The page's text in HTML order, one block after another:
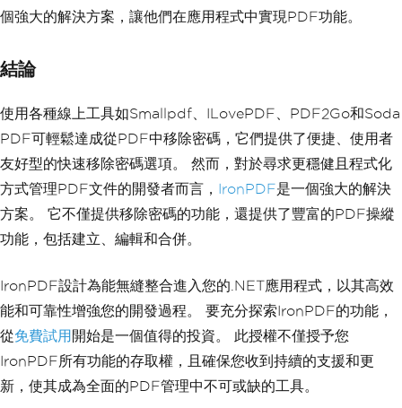
個強大的解決方案，讓他們在應用程式中實現PDF功能。
結論
使用各種線上工具如Smallpdf、ILovePDF、PDF2Go和Soda
PDF可輕鬆達成從PDF中移除密碼，它們提供了便捷、使用者
友好型的快速移除密碼選項。 然而，對於尋求更穩健且程式化
方式管理PDF文件的開發者而言， IronPDF是一個強大的解決
方案。 它不僅提供移除密碼的功能，還提供了豐富的PDF操縱
功能，包括建立、編輯和合併。
IronPDF設計為能無縫整合進入您的.NET應用程式，以其高效
能和可靠性增強您的開發過程。 要充分探索IronPDF的功能，
從免費試用 開始是一個值得的投資。 此授權不僅授予您
IronPDF所有功能的存取權，且確保您收到持續的支援和更
新，使其成為全面的PDF管理中不可或缺的工具。